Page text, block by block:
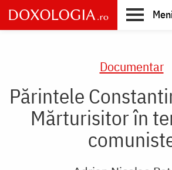
Skip
to
main
Documentar
Părintele
Mărturisitor în